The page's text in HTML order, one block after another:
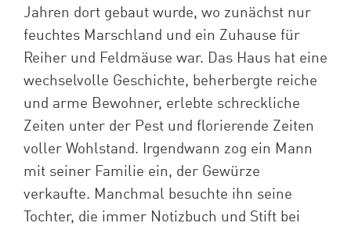
Jahren dort gebaut wurde, wo zunächst nur
feuchtes Marschland und ein Zuhause für
Reiher und Feldmäuse war. Das Haus hat eine
wechselvolle Geschichte, beherbergte reiche
und arme Bewohner, erlebte schreckliche
Zeiten unter der Pest und florierende Zeiten
voller Wohlstand. Irgendwann zog ein Mann
mit seiner Familie ein, der Gewürze
verkaufte. Manchmal besuchte ihn seine
Tochter, die immer Notizbuch und Stift bei